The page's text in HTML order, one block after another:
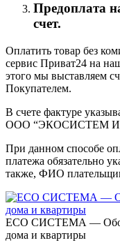
Предоплата
счет.
Оплатить товар без
сервис Приват24 на
этого мы выставляем
Покупателем.
В счете фактуре
ООО “ЭКОСИСТЕМ
При данном способе
платежа обязательно
также, ФИО
ECO СИСТЕМА —
дома и квартиры